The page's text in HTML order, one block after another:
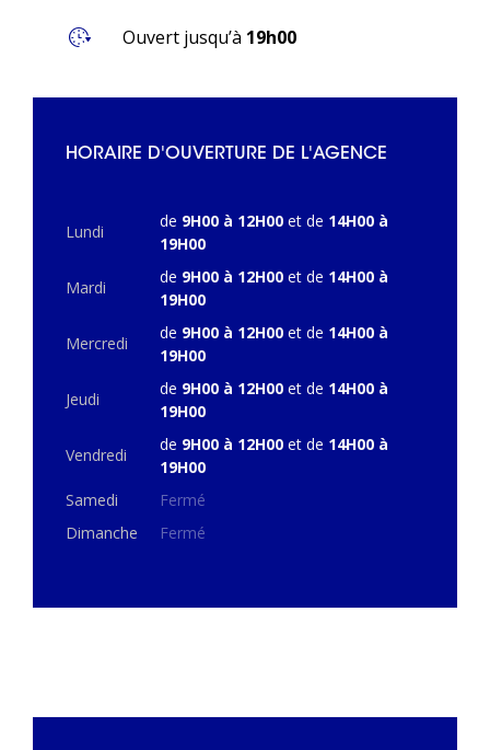
Ouvert jusqu’à 19h00
HORAIRE D'OUVERTURE DE L'AGENCE
Lundi
de 9H00 à 12H00 et de 14H00 à
19H00
Mardi
de 9H00 à 12H00 et de 14H00 à
19H00
Mercredi
de 9H00 à 12H00 et de 14H00 à
19H00
Jeudi
de 9H00 à 12H00 et de 14H00 à
19H00
Vendredi
de 9H00 à 12H00 et de 14H00 à
19H00
Samedi
Fermé
Dimanche
Fermé